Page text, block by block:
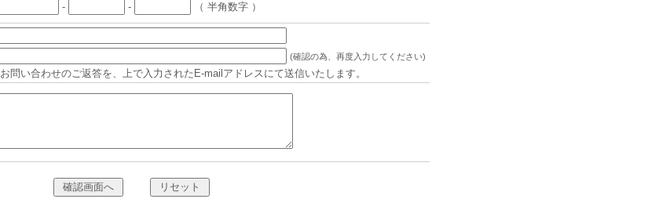
- - （ 半角数字 ）
(確認の為、再度入力してください)
お問い合わせのご返答を、上で入力されたE-mailアドレスにて送信いたします。